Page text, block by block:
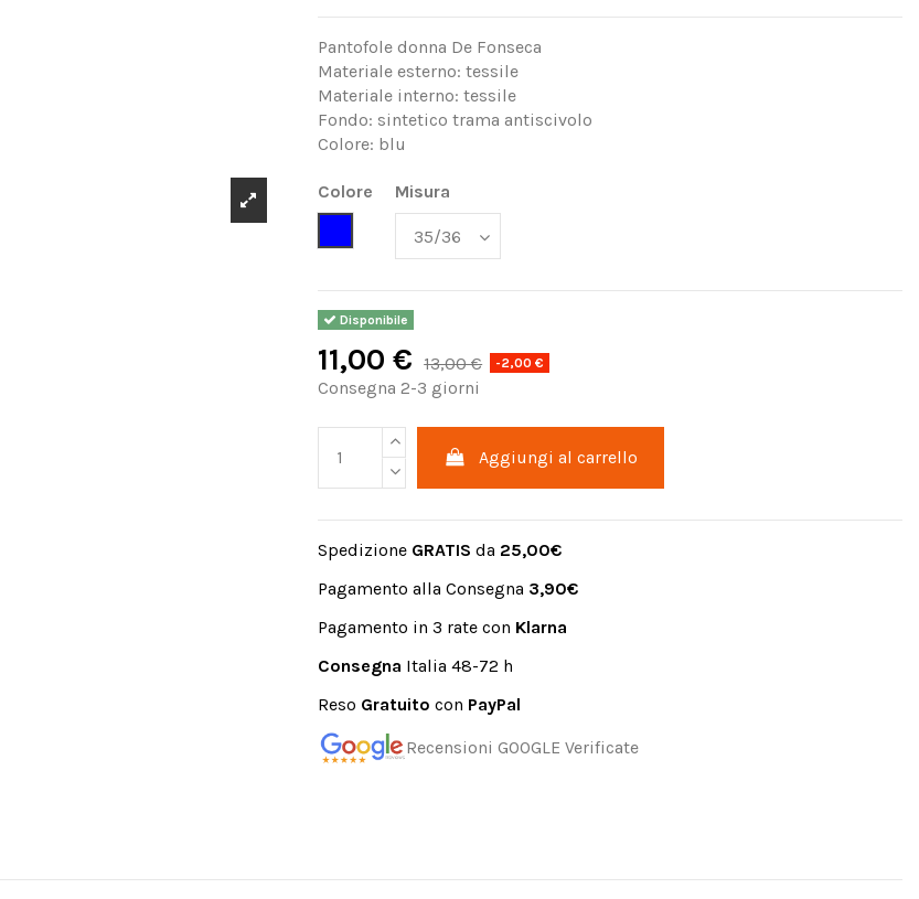
Pantofole donna De Fonseca
Materiale esterno: tessile
Materiale interno: tessile
Fondo: sintetico trama antiscivolo
Colore: blu
Colore
Misura
Disponibile
11,00 € 13,00 € -2,00 €
Consegna 2-3 giorni
Aggiungi al carrello
Spedizione GRATIS da 25,00€
Pagamento alla Consegna 3,90€
Pagamento in 3 rate con Klarna
Consegna Italia 48-72 h
Reso Gratuito con PayPal
Recensioni GOOGLE Verificate